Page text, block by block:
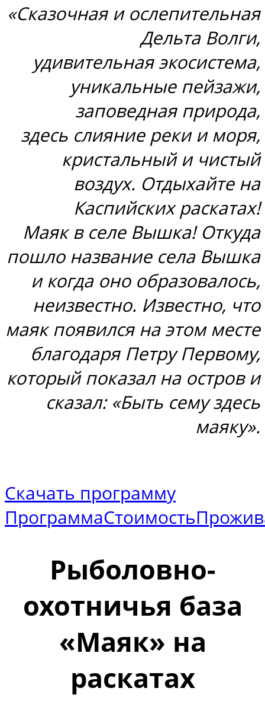
«Сказочная и ослепительная
Дельта Волги,
удивительная экосистема,
уникальные пейзажи,
заповедная природа,
здесь слияние реки и моря,
кристальный и чистый
воздух. Отдыхайте на
Каспийских раскатах!
Маяк в селе Вышка! Откуда
пошло название села Вышка
и когда оно образовалось,
неизвестно. Известно, что
маяк появился на этом месте
благодаря Петру Первому,
который показал на остров и
сказал: «Быть сему здесь
маяку».
Скачать программу
ПрограммаСтоимость
Рыболовно-
охотничья база
«Маяк» на
раскатах